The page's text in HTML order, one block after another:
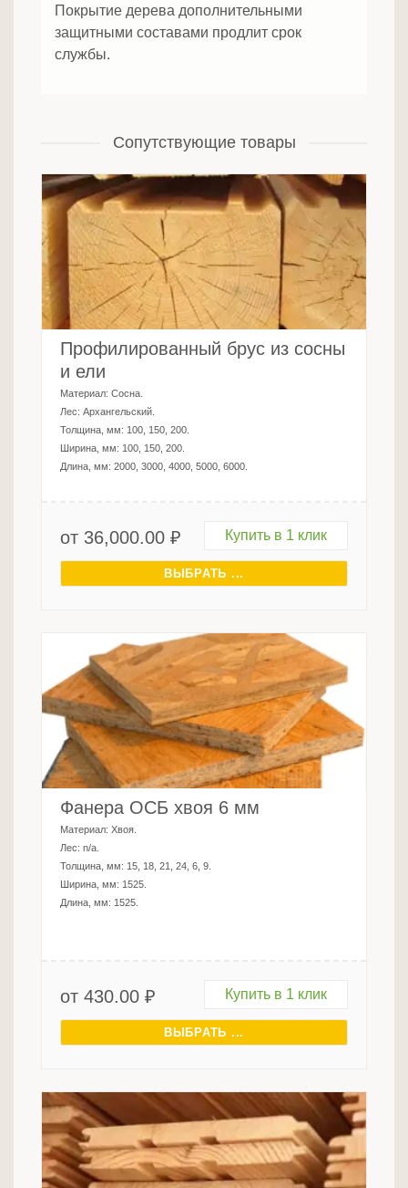
Покрытие дерева дополнительными
защитными составами продлит срок
службы.
Сопутствующие товары
Профилированный брус из сосны
и ели
Материал: Сосна
Лес: Архангельский
Толщина, мм: 100, 150, 200
Ширина, мм: 100, 150, 200
Длина, мм: 2000, 3000, 4000, 5000, 6000
от 36,000.00 ₽ Купить в 1 клик
ВЫБРАТЬ ...
Фанера ОСБ хвоя 6 мм
Материал: Хвоя
Лес: n/a
Толщина, мм: 15, 18, 21, 24, 6, 9
Ширина, мм: 1525
Длина, мм: 1525
от 430.00 ₽ Купить в 1 клик
ВЫБРАТЬ ...